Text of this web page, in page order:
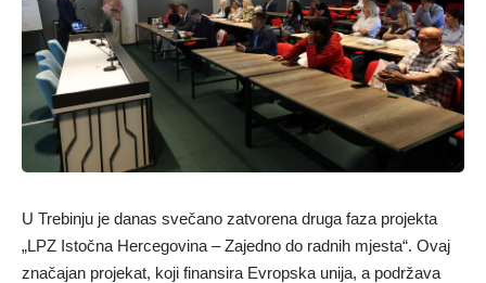
U Trebinju je danas svečano zatvorena druga faza projekta
„LPZ Istočna Hercegovina – Zajedno do radnih mjesta“. Ovaj
značajan projekat, koji finansira Evropska unija, a podržava